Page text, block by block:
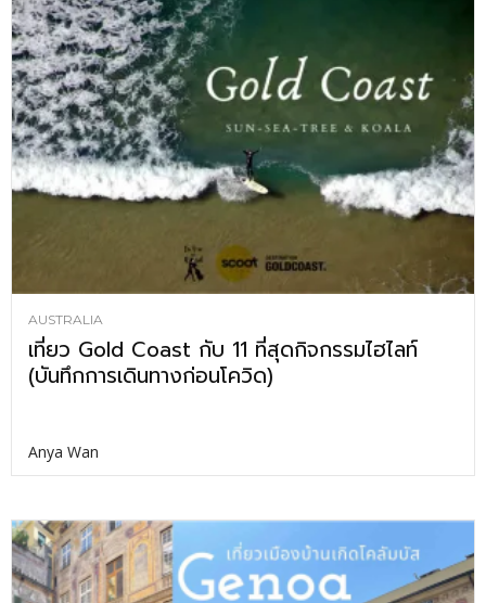
AUSTRALIA
เที่ยว Gold Coast กับ 11 ที่สุดกิจกรรมไฮไลท์
(บันทึกการเดินทางก่อนโควิด)
Anya Wan